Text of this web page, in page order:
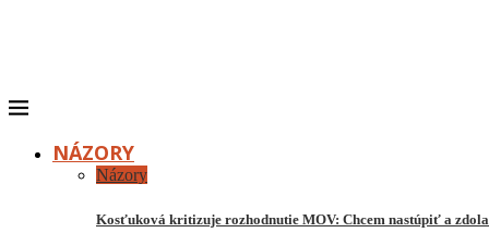
NÁZORY
Názory
Kosťuková kritizuje rozhodnutie MOV: Chcem nastúpiť a